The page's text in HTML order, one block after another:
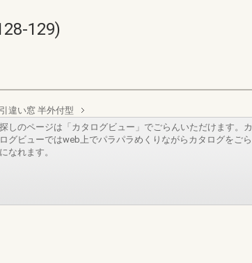
129)
違い窓 半外付型
しのページは「カタログビュー」でごらんいただけます。カ
グビューではweb上でパラパラめくりながらカタログをごら
なれます。